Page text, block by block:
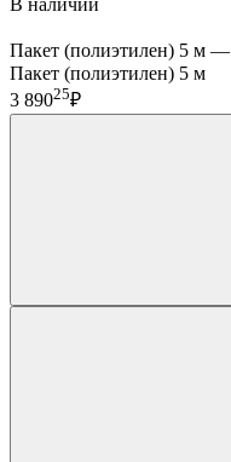
В наличии
Пакет (полиэтилен) 5 м —
Пакет (полиэтилен) 5 м
3 89025₽